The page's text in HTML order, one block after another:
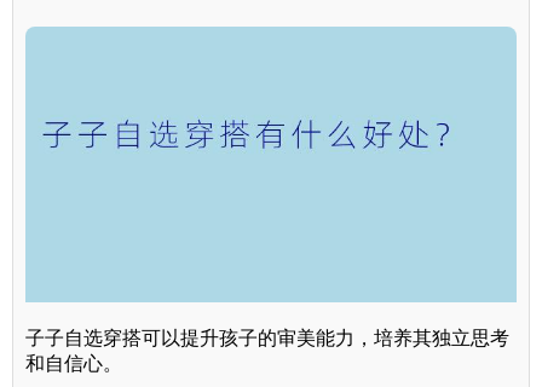
子子自选穿搭可以提升孩子的审美能力，培养其独立思考
和自信心。